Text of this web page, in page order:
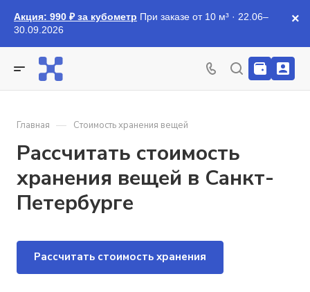
Акция: 990 ₽ за кубометр При заказе от 10 м³ · 22.06–
30.09.2026
×
Главная — Стоимость хранения вещей
Рассчитать стоимость
хранения вещей в Санкт-
Петербурге
Рассчитать стоимость хранения